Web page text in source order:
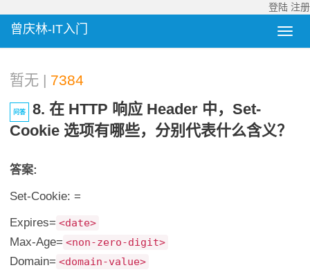
登陆 注册
曾庆林-IT入门
暂无 | 7384
问答
8. 在 HTTP 响应 Header 中，set-
Cookie 选项有哪些，分别代表什么含义？
答案:
Set-Cookie: =
Expires= <date>
Max-Age= <non-zero-digit>
Domain= <domain-value>